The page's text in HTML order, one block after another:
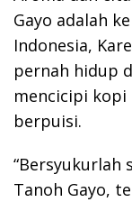
Gayo adalah
Indonesia,
pernah hidup
mencicipi kopi
berpuisi.
“Bersyukurlah
Tanoh Gayo,